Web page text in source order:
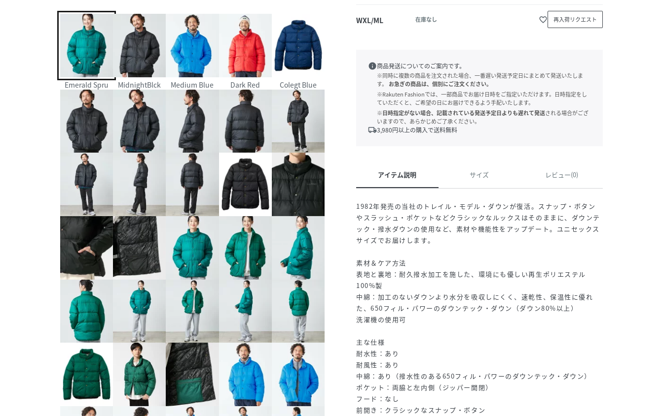
Emerald Spru MidnightBlck Medium Blue Dark Red Colegt Blue
WXL/ML 在庫なし favorite_border 再入荷リクエスト
info商品発送についてのご案内です。
※同時に複数の商品を注文された場合、一番遅い発送予定日にまとめて発送いたしま
す。
お急ぎの商品は、個別にご注文ください。
※Rakuten Fashionでは、一部商品でお届け日時をご指定いただけます。日時指定をし
ていただくと、ご希望の日にお届けできるよう手配いたします。
※日時指定がない場合、記載されている発送予定日よりも遅れて発送される場合がござ
いますので、あらかじめご了承ください。
local_shipping3,980円以上の購入で送料無料
アイテム説明 サイズ レビュー(0)
1982年発売の当社のトレイル・モデル・ダウンが復活。スナップ・ボタン
やスラッシュ・ポケットなどクラシックなルックスはそのままに、ダウンテ
ック・撥水ダウンの使用など、素材や機能性をアップデート。ユニセックス
サイズでお届けします。
素材＆ケア方法
表地と裏地：耐久撥水加工を施した、環境にも優しい再生ポリエステル
100%製
中綿：加工のないダウンより水分を吸収しにくく、速乾性、保温性に優れ
た、650フィル・パワーのダウンテック・ダウン（ダウン80%以上）
洗濯機の使用可
主な仕様
耐水性：あり
耐風性：あり
中綿：あり（撥水性のある650フィル・パワーのダウンテック・ダウン）
ポケット：両脇と左内側（ジッパー開閉）
フード：なし
前開き：クラシックなスナップ・ボタン